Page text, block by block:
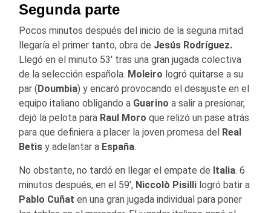
Segunda parte
Pocos minutos después del inicio de la seguna mitad
llegaría el primer tanto, obra de Jesús Rodríguez.
Llegó en el minuto 53′ tras una gran jugada colectiva
de la selección española. Moleiro logró quitarse a su
par (Doumbia) y encaró provocando el desajuste en el
equipo italiano obligando a Guarino a salir a presionar,
dejó la pelota para Raul Moro que relizó un pase atrás
para que definiera a placer la joven promesa del Real
Betis y adelantar a España.
No obstante, no tardó en llegar el empate de Italia. 6
minutos después, en el 59′, Niccolò Pisilli logró batir a
Pablo Cuñat en una gran jugada individual para poner